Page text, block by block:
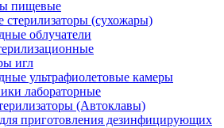
пищевые
(сухожары)
облучатели
игл
ультрафиолетовые камеры
лабораторные
(Автоклавы)
приготовления дезинфицирующих